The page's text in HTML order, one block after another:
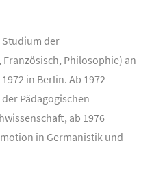
Studium der
Philosophie) an
in Berlin. Ab 1972
Pädagogischen
ab 1976
in Germanistik und